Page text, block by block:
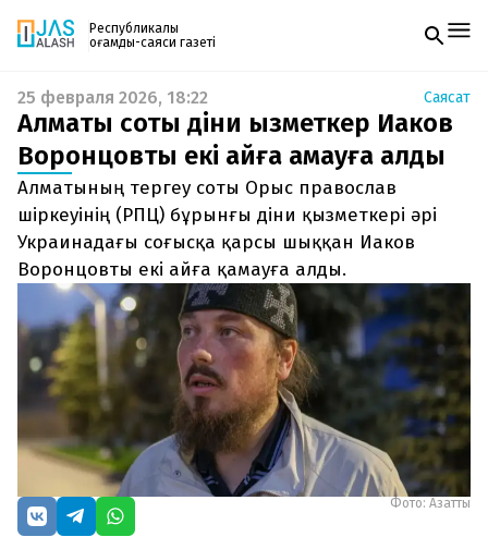
Республикалық
қоғамдық-саяси газеті
Жаңалықтар
Спорт
Live
Руханият
Аймақ
Архив
Заң және тәртіп
Редакциямен байланыс
+7 708 604 51 06
Жарнама бөлімі
+7 701 220 64 52
Пошта
zhasalash100@gmail.com
Газетке жазылу
PDF форматтағы газетті ай сайын электронды
поштаңызға алып отырыңыз. Жаңа нөмір
шыққан сәтте сізге бірден жіберіледі. Тек email
енгізіңіз, біз қалғанын өзіміз жібереміз.
25 февраля 2026, 18:22 Саясат
Алматы соты діни қызметкер Иаков
Воронцовты екі айға қамауға алды
Алматының тергеу соты Орыс православ
шіркеуінің (РПЦ) бұрынғы діни қызметкері әрі
Украинадағы соғысқа қарсы шыққан Иаков
Воронцовты екі айға қамауға алды.
Фото: Азаттық